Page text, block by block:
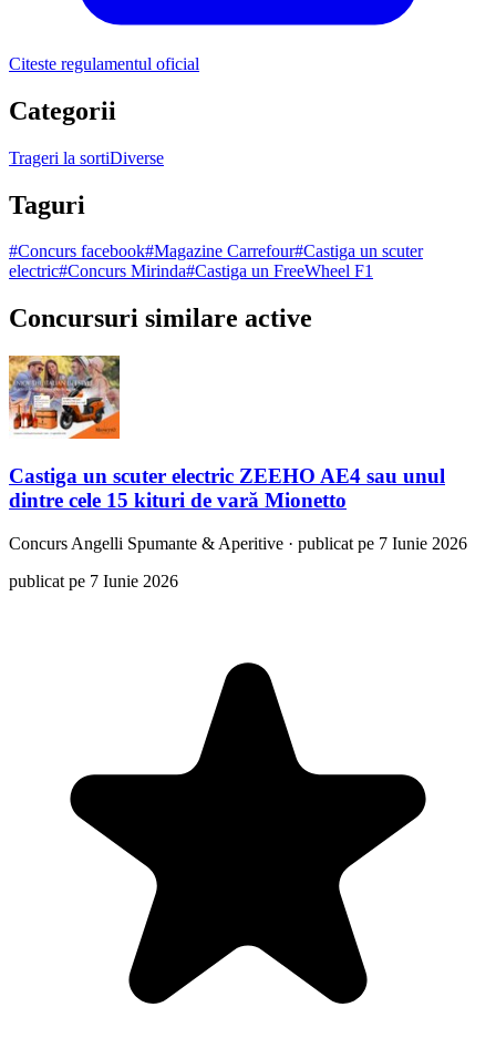
Citeste regulamentul oficial
Categorii
Trageri la sortiDiverse
Taguri
#Concurs facebook#Magazine Carrefour#Castiga un scuter
electric#Concurs Mirinda#Castiga un FreeWheel F1
Concursuri similare active
Castiga un scuter electric ZEEHO AE4 sau unul
dintre cele 15 kituri de vară Mionetto
Concurs Angelli Spumante & Aperitive · publicat pe 7 Iunie 2026
publicat pe 7 Iunie 2026